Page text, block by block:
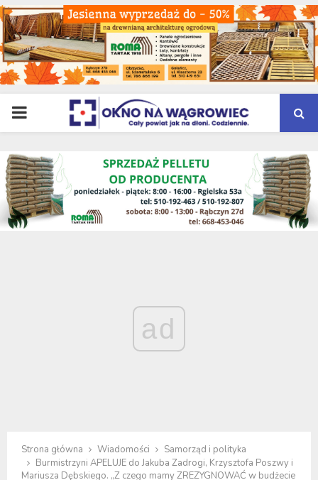
PRIMARY
MENU
ad
Strona główna Wiadomości
Samorząd i polityka
Burmistrzyni APELUJE do Jakuba Zadrogi, Krzysztofa Poszwy i
Mariusza Dębskiego. „Z czego mamy ZREZYGNOWAĆ w budżecie